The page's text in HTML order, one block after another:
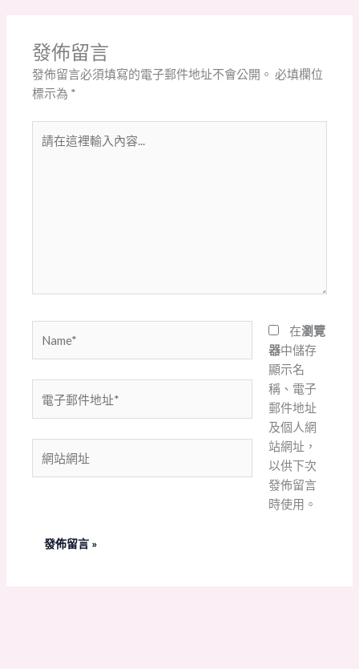
發佈留言
發佈留言必須填寫的電子郵件地址不會公開。 必填欄位
標示為 *
在
子
地
站
在瀏覽
器中儲存
顯示名
稱、電子
郵件地址
及個人網
站網址，
以供下次
發佈留言
時使用。